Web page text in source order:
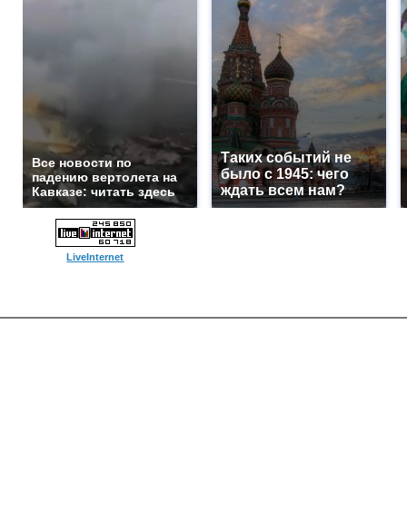
Все новости по
падению вертолета на
Кавказе: читать здесь
Таких событий не
было с 1945: чего
ждать всем нам?
LiveInternet